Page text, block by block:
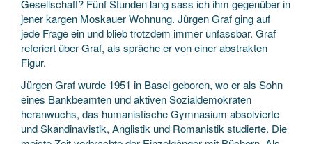
Gesellschaft? Fünf Stunden lang sass ich ihm gegenüber in
jener kargen Moskauer Wohnung. Jürgen Graf ging auf
jede Frage ein und blieb trotzdem immer unfassbar. Graf
referiert über Graf, als spräche er von einer abstrakten
Figur.
Jürgen Graf wurde 1951 in Basel geboren, wo er als Sohn
eines Bankbeamten und aktiven Sozialdemokraten
heranwuchs, das humanistische Gymnasium absolvierte
und Skandinavistik, Anglistik und Romanistik studierte. Die